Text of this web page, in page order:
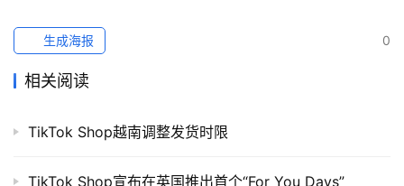
销
跨
导
0
生成海报
相关阅读
TikTok Shop越南调整发货时限
TikTok Shop宣布在英国推出首个“For You Days”